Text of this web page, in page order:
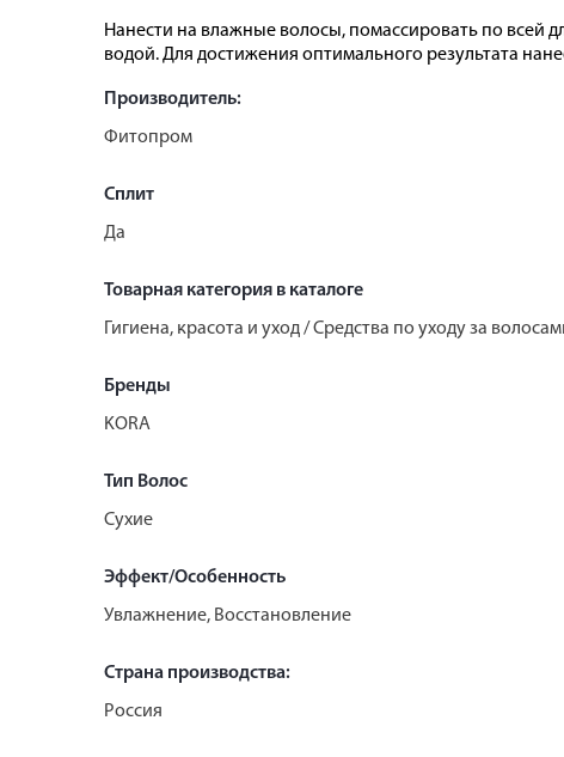
Нанести на влажные волосы, помассировать по всей
водой. Для достижения оптимального результата
Производитель:
Фитопром
Сплит
Да
Товарная категория в каталоге
Гигиена, красота и уход / Средства по уходу за
Бренды
KORA
Тип Волос
Сухие
Эффект/Особенность
Увлажнение, Восстановление
Страна производства:
Россия